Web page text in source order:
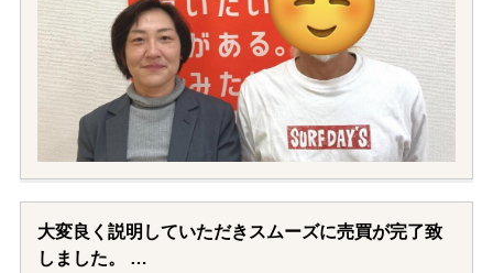
き、何か特別なご縁があったように強く感じまし
た。
ありがとうございました。
大変良く説明していただきスムーズに売買が完了致
しました。